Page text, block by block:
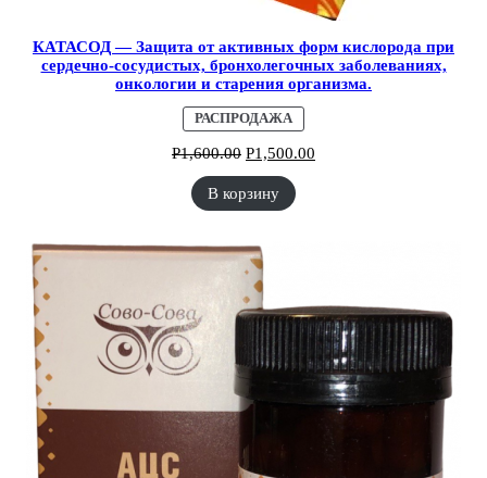
КАТАСОД — Защита от активных форм кислорода при
сердечно-сосудистых, бронхолегочных заболеваниях,
онкологии и старения организма.
РАСПРОДАЖАПРОДАВАЕМЫЙ
ТОВАР
Р1,600.00 Р1,500.00
В корзину